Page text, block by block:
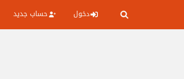
دخول حساب جديد